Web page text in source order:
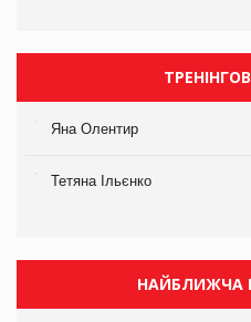
Яна Олентир
Тетяна Ільєнко
НАЙБЛИЖЧА